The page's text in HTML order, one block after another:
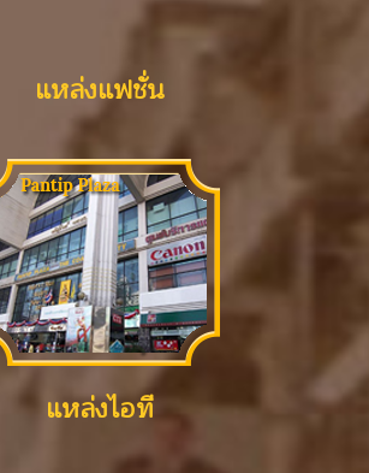
แหล่งแฟชั่น
แหล่งไอที